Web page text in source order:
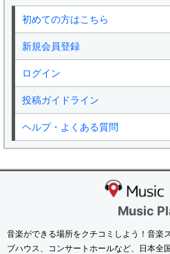
初めての方はこちら
新規会員登録
ログイン
投稿ガイドライン
ヘルプ・よくある質問
Music
音楽ができる場所をクチコミしよう！音楽
ブハウス、コンサートホールなど、日本全